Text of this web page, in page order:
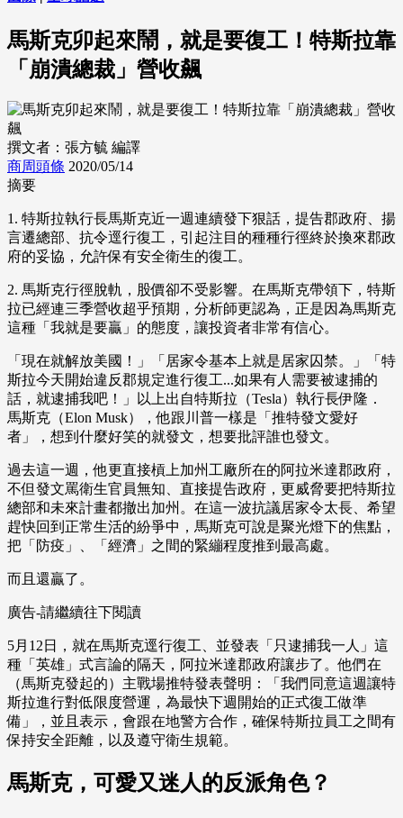
馬斯克卯起來鬧，就是要復工！特斯拉靠
「崩潰總裁」營收飆
撰文者：張方毓 編譯
商周頭條 2020/05/14
摘要
1. 特斯拉執行長馬斯克近一週連續發下狠話，提告郡政府、揚
言遷總部、抗令逕行復工，引起注目的種種行徑終於換來郡政
府的妥協，允許保有安全衛生的復工。
2. 馬斯克行徑脫軌，股價卻不受影響。在馬斯克帶領下，特斯
拉已經連三季營收超乎預期，分析師更認為，正是因為馬斯克
這種「我就是要贏」的態度，讓投資者非常有信心。
「現在就解放美國！」「居家令基本上就是居家囚禁。」「特
斯拉今天開始違反郡規定進行復工...如果有人需要被逮捕的
話，就逮捕我吧！」以上出自特斯拉（Tesla）執行長伊隆．
馬斯克（Elon Musk），他跟川普一樣是「推特發文愛好
者」，想到什麼好笑的就發文，想要批評誰也發文。
過去這一週，他更直接槓上加州工廠所在的阿拉米達郡政府，
不但發文罵衛生官員無知、直接提告政府，更威脅要把特斯拉
總部和未來計畫都撤出加州。在這一波抗議居家令太長、希望
趕快回到正常生活的紛爭中，馬斯克可說是聚光燈下的焦點，
把「防疫」、「經濟」之間的緊繃程度推到最高處。
而且還贏了。
廣告-請繼續往下閱讀
5月12日，就在馬斯克逕行復工、並發表「只逮捕我一人」這
種「英雄」式言論的隔天，阿拉米達郡政府讓步了。他們在
（馬斯克發起的）主戰場推特發表聲明：「我們同意這週讓特
斯拉進行對低限度營運，為最快下週開始的正式復工做準
備」，並且表示，會跟在地警方合作，確保特斯拉員工之間有
保持安全距離，以及遵守衛生規範。
馬斯克，可愛又迷人的反派角色？